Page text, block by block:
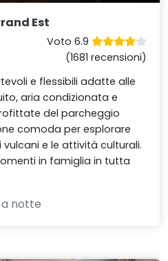
Est
Voto 6.9
(1681 recensioni)
e flessibili adatte alle
aria condizionata e
del parcheggio
comoda per esplorare
e le attività culturali.
in famiglia in tutta
a notte